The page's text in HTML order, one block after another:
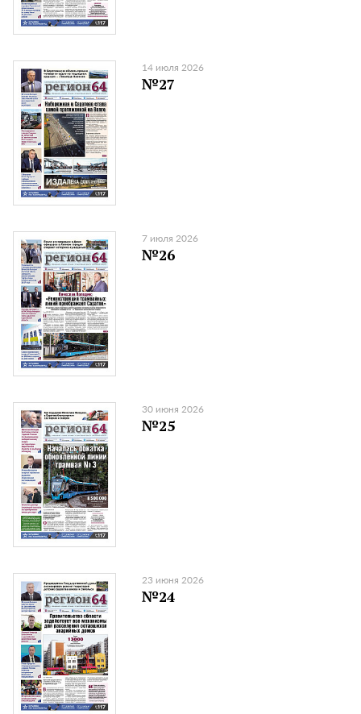
14 июля 2026
№27
7 июля 2026
№26
30 июня 2026
№25
23 июня 2026
№24